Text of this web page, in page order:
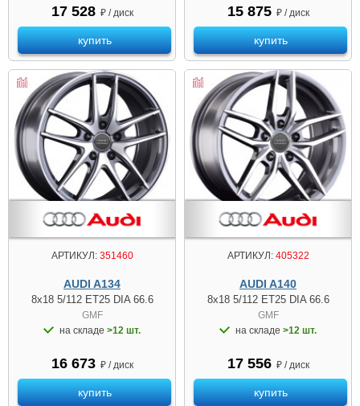
17 528 ₽ / диск
купить
15 875 ₽ / диск
купить
АРТИКУЛ:351460
AUDI A134
8x18 5/112 ET25 DIA 66.6
GMF
на складе >12 шт.
16 673 ₽ / диск
купить
АРТИКУЛ:405322
AUDI A140
8x18 5/112 ET25 DIA 66.6
GMF
на складе >12 шт.
17 556 ₽ / диск
купить